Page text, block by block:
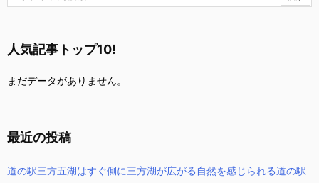
人気記事トップ10!
まだデータがありません。
最近の投稿
道の駅三方五湖はすぐ側に三方湖が広がる自然を感じられる道の駅